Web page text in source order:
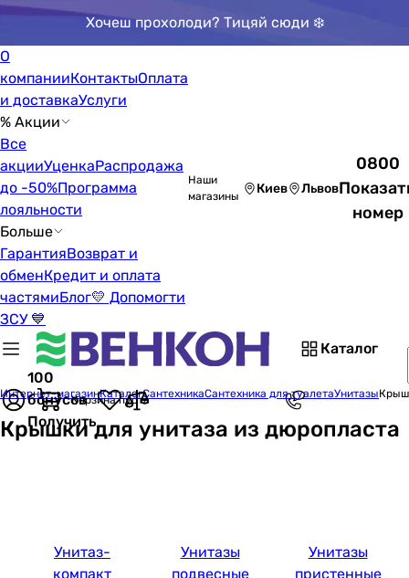
Хочеш прохолоди? Тицяй сюди ❄️
О
компанииКонтактыОплата
и доставкаУслуги
% Акции
Все
акцииУценкаРаспродажа
до -50%Программа
лояльности
Больше
ГарантияВозврат и
обменКредит и оплата
частямиБлог💛 Допомогти
ЗСУ 💙
Наши
магазины
Киев Львов
0800
номер
Каталог
100
бонусов
Получить
Корзина пуста
Интернет-магазинКаталогСантехникаСантехника для туалетаУнитазы
Крышки для унитаза из дюропласта
Унитаз-
компакт
Унитазы
подвесные
Унитазы
пристенные